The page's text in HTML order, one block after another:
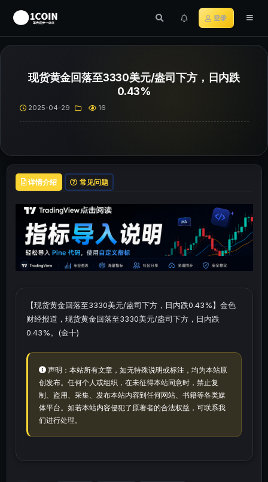
登录
现货黄金回落至3330美元/盎司下方，日内跌
0.43%
2025-04-29 16
详情介绍 常见问题
【现货黄金回落至3330美元/盎司下方，日内跌0.43%】金色
财经报道，现货黄金回落至3330美元/盎司下方，日内跌
0.43%。(金十)
声明：本站所有文章，如无特殊说明或标注，均为本站原
创发布。任何个人或组织，在未征得本站同意时，禁止复
制、盗用、采集、发布本站内容到任何网站、书籍等各类媒
体平台。如若本站内容侵犯了原著者的合法权益，可联系我
们进行处理。